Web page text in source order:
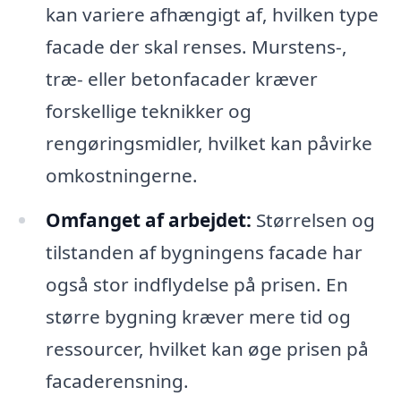
kan variere afhængigt af, hvilken type
facade der skal renses. Murstens-,
træ- eller betonfacader kræver
forskellige teknikker og
rengøringsmidler, hvilket kan påvirke
omkostningerne.
Omfanget af arbejdet: Størrelsen og
tilstanden af bygningens facade har
også stor indflydelse på prisen. En
større bygning kræver mere tid og
ressourcer, hvilket kan øge prisen på
facaderensning.